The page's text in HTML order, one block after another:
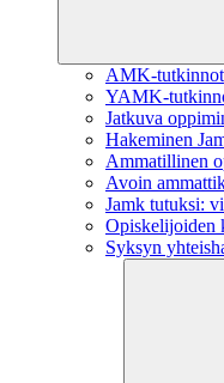
AMK-tutkinnot
YAMK-
Jatkuva
Hakeminen
Ammatillinen
Avoin
Jamk tutuksi:
Opiskelijoiden
Syksyn